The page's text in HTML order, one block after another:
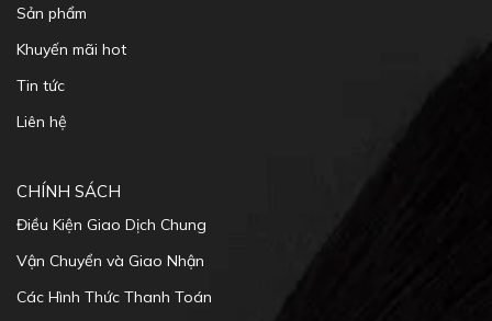
Sản phẩm
Khuyến mãi hot
Tin tức
Liên hệ
CHÍNH SÁCH
Điều Kiện Giao Dịch Chung
Vận Chuyển và Giao Nhận
Các Hình Thức Thanh Toán